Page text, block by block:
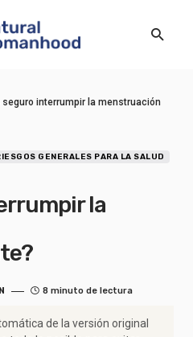
seguro interrumpir la menstruación
GENERALES PARA LA SALUD
la
8 minuto de lectura
de la versión original